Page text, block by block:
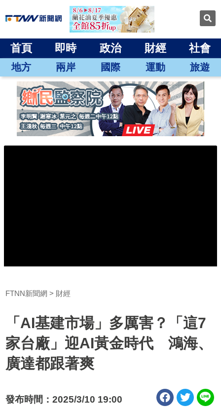
首頁 即時 政治 財經 社會
地方 兩岸 國際 運動 旅遊
FTNN新聞網 財經
「AI基建市場」多厲害？「這7
家台廠」迎AI黃金時代 鴻海、
廣達都跟著爽
發布時間：2025/3/10 19:00